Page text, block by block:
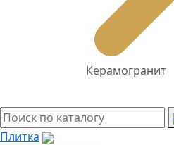
Керамогранит
Плитка